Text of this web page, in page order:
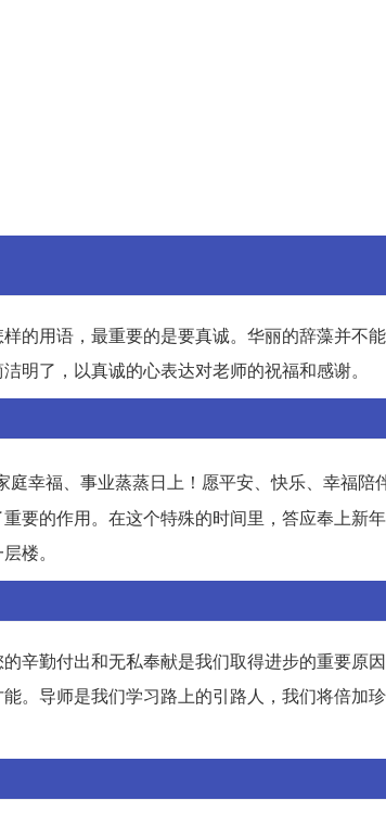
的用语，最重要的是要真诚。华丽的辞藻并不
明了，以真诚的心表达对老师的祝福和感谢。
庭幸福、事业蒸蒸日上！愿平安、快乐、幸福陪
要的作用。在这个特殊的时间里，答应奉上新
楼。
辛勤付出和无私奉献是我们取得进步的重要原
。导师是我们学习路上的引路人，我们将倍加